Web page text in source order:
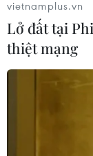
CƠ QUAN CHỦ
Phó Tổng Biên
vietnamplus.vn
Lở đất tại
thiệt mạng